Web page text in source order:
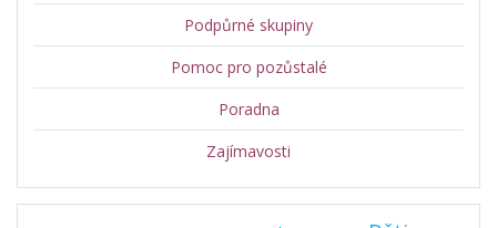
Podpůrné skupiny
Pomoc pro pozůstalé
Poradna
Zajímavosti